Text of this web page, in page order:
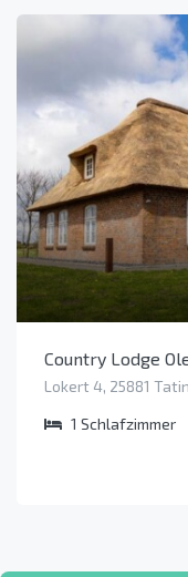
Country Lodge
Lokert 4, 25881
1 Schlafzimmer